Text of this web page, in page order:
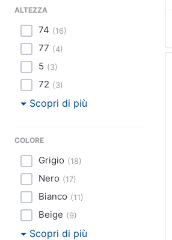
Promozioni
ALTEZZA
74 (16)
77 (4)
5 (3)
72 (3)
Scopri di più
COLORE
Grigio (18)
Nero (17)
Bianco (11)
Beige (9)
Scopri di più